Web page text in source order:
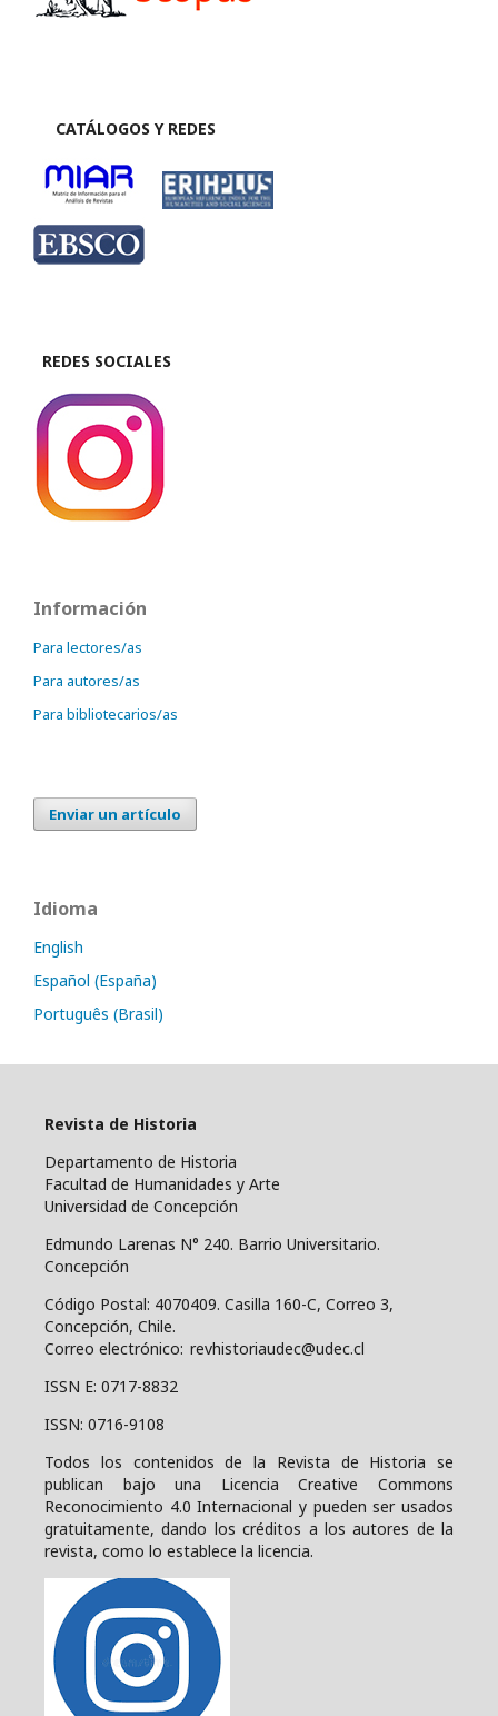
CATÁLOGOS Y REDES
REDES SOCIALES
Información
Para lectores/as
Para autores/as
Para bibliotecarios/as
Enviar un artículo
Idioma
English
Español (España)
Português (Brasil)
Revista de Historia
Departamento de Historia
Facultad de Humanidades y Arte
Universidad de Concepción
Edmundo Larenas N° 240. Barrio Universitario.
Concepción
Código Postal: 4070409. Casilla 160-C, Correo 3,
Concepción, Chile.
Correo electrónico: revhistoriaudec@udec.cl
ISSN E: 0717-8832
ISSN: 0716-9108
Todos los contenidos de la Revista de Historia se
publican bajo una
Licencia Creative Commons
Reconocimiento 4.0 Internacional y pueden ser usados
gratuitamente, dando los créditos a los autores de la
revista, como lo establece la licencia.